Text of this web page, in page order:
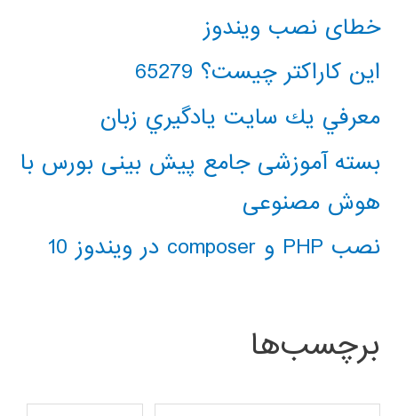
خطای نصب ویندوز
این کاراکتر چیست؟ 65279
معرفي يك سايت يادگيري زبان
بسته آموزشی جامع پیش بینی بورس با
هوش مصنوعی
نصب PHP و composer در ویندوز 10
برچسب‌ها